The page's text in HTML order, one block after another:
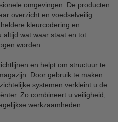
omgevingen. De producten
overzicht en voedselveilig
kleurcodering en
altijd wat waar staat en tot
worden.
en helpt om structuur te
Door gebruik te maken
systemen verkleint u de
Zo combineert u veiligheid,
werkzaamheden.